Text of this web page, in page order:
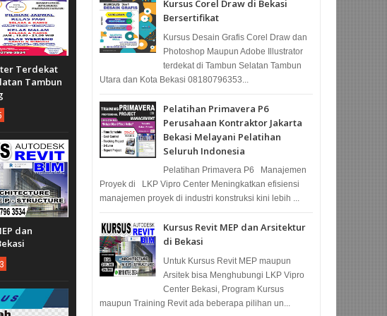
Kursus Corel Draw di Bekasi
Bersertifikat
Kursus Desain Grafis Corel Draw dan
Photoshop Maupun Adobe Illustrator
terdekat di Tambun Selatan Tambun
Utara dan Kota Bekasi 08180796353...
Pelatihan Primavera P6
Perusahaan Kontraktor Jakarta
Bekasi Melayani Pelatihan
Seluruh Indonesia
Pelatihan Primavera P6 Manajemen
Proyek di LKP Vipro Center Meningkatkan efisiensi
manajemen proyek di industri konstruksi kini lebih ...
Kursus Revit MEP dan Arsitektur
di Bekasi
Untuk Kursus Revit MEP maupun
Arsitek bisa Menghubungi LKP Vipro
Center Bekasi, Program Kursus
maupun Training Revit ada beberapa pilihan un...
Terdekat
Tambun
dan